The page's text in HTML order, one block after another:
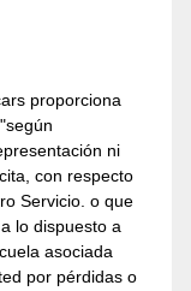
proporciona
ni
con respecto
Servicio. o que
lo dispuesto a
asociada
por pérdidas o